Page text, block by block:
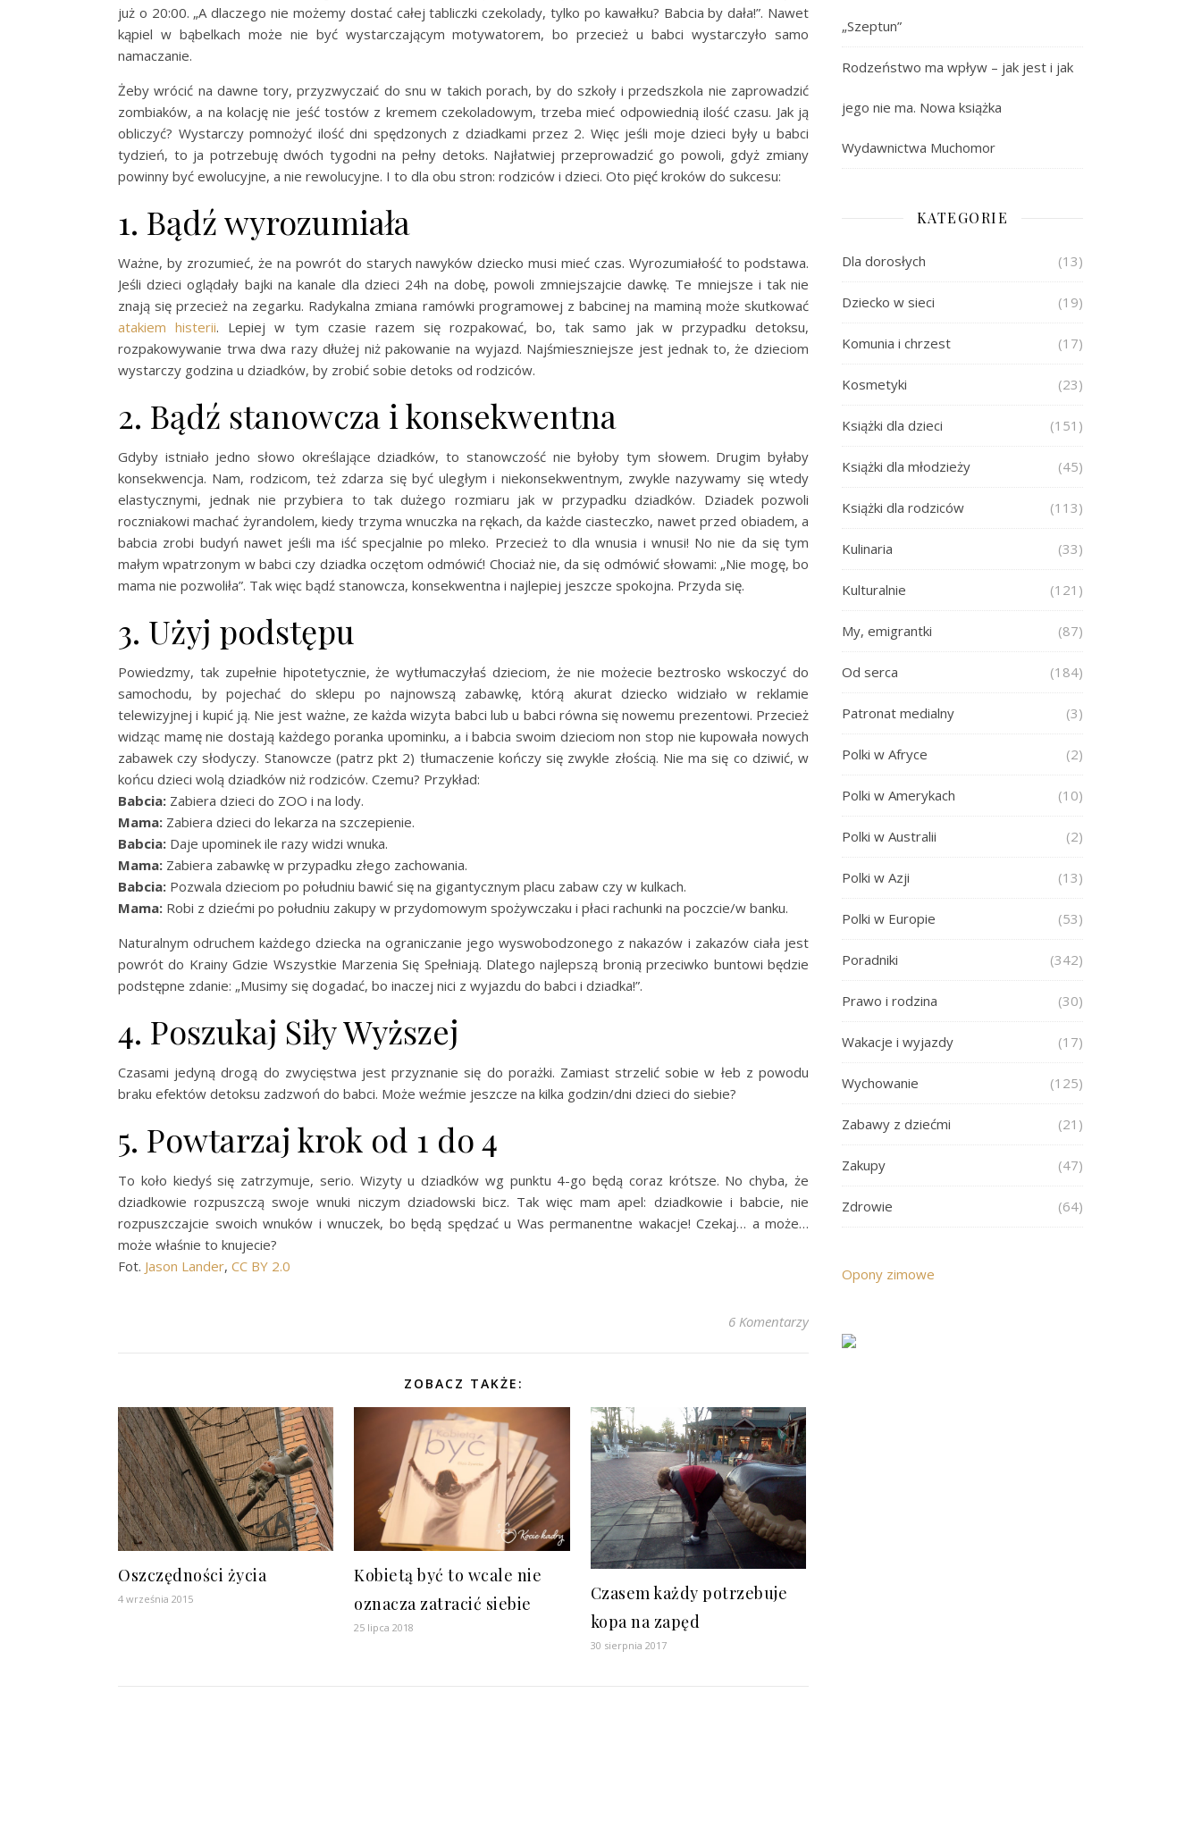
już o 20:00. „A dlaczego nie możemy dostać całej tabliczki czekolady, tylko po kawałku? Babcia by dała!”. Nawet
kąpiel w bąbelkach może nie być wystarczającym motywatorem, bo przecież u babci wystarczyło samo
namaczanie.
Żeby wrócić na dawne tory, przyzwyczaić do snu w takich porach, by do szkoły i przedszkola nie zaprowadzić
zombiaków, a na kolację nie jeść tostów z kremem czekoladowym, trzeba mieć odpowiednią ilość czasu. Jak ją
obliczyć? Wystarczy pomnożyć ilość dni spędzonych z dziadkami przez 2. Więc jeśli moje dzieci były u babci
tydzień, to ja potrzebuję dwóch tygodni na pełny detoks. Najłatwiej przeprowadzić go powoli, gdyż zmiany
powinny być ewolucyjne, a nie rewolucyjne. I to dla obu stron: rodziców i dzieci. Oto pięć kroków do sukcesu:
1. Bądź wyrozumiała
Ważne, by zrozumieć, że na powrót do starych nawyków dziecko musi mieć czas. Wyrozumiałość to podstawa.
Jeśli dzieci oglądały bajki na kanale dla dzieci 24h na dobę, powoli zmniejszajcie dawkę. Te mniejsze i tak nie
znają się przecież na zegarku. Radykalna zmiana ramówki programowej z babcinej na maminą może skutkować
atakiem histerii. Lepiej w tym czasie razem się rozpakować, bo, tak samo jak w przypadku detoksu,
rozpakowywanie trwa dwa razy dłużej niż pakowanie na wyjazd. Najśmieszniejsze jest jednak to, że dzieciom
wystarczy godzina u dziadków, by zrobić sobie detoks od rodziców.
2. Bądź stanowcza i konsekwentna
Gdyby istniało jedno słowo określające dziadków, to stanowczość nie byłoby tym słowem. Drugim byłaby
konsekwencja. Nam, rodzicom, też zdarza się być uległym i niekonsekwentnym, zwykle nazywamy się wtedy
elastycznymi, jednak nie przybiera to tak dużego rozmiaru jak w przypadku dziadków. Dziadek pozwoli
roczniakowi machać żyrandolem, kiedy trzyma wnuczka na rękach, da każde ciasteczko, nawet przed obiadem, a
babcia zrobi budyń nawet jeśli ma iść specjalnie po mleko. Przecież to dla wnusia i wnusi! No nie da się tym
małym wpatrzonym w babci czy dziadka oczętom odmówić! Chociaż nie, da się odmówić słowami: „Nie mogę, bo
mama nie pozwoliła”. Tak więc bądź stanowcza, konsekwentna i najlepiej jeszcze spokojna. Przyda się.
3. Użyj podstępu
Powiedzmy, tak zupełnie hipotetycznie, że wytłumaczyłaś dzieciom, że nie możecie beztrosko wskoczyć do
samochodu, by pojechać do sklepu po najnowszą zabawkę, którą akurat dziecko widziało w reklamie
telewizyjnej i kupić ją. Nie jest ważne, ze każda wizyta babci lub u babci równa się nowemu prezentowi. Przecież
widząc mamę nie dostają każdego poranka upominku, a i babcia swoim dzieciom non stop nie kupowała nowych
zabawek czy słodyczy. Stanowcze (patrz pkt 2) tłumaczenie kończy się zwykle złością. Nie ma się co dziwić, w
końcu dzieci wolą dziadków niż rodziców. Czemu? Przykład:
Babcia: Zabiera dzieci do ZOO i na lody.
Mama: Zabiera dzieci do lekarza na szczepienie.
Babcia: Daje upominek ile razy widzi wnuka.
Mama: Zabiera zabawkę w przypadku złego zachowania.
Babcia: Pozwala dzieciom po południu bawić się na gigantycznym placu zabaw czy w kulkach.
Mama: Robi z dziećmi po południu zakupy w przydomowym spożywczaku i płaci rachunki na poczcie/w banku.
Naturalnym odruchem każdego dziecka na ograniczanie jego wyswobodzonego z nakazów i zakazów ciała jest
powrót do Krainy Gdzie Wszystkie Marzenia Się Spełniają. Dlatego najlepszą bronią przeciwko buntowi będzie
podstępne zdanie: „Musimy się dogadać, bo inaczej nici z wyjazdu do babci i dziadka!”.
4. Poszukaj Siły Wyższej
Czasami jedyną drogą do zwycięstwa jest przyznanie się do porażki. Zamiast strzelić sobie w łeb z powodu
braku efektów detoksu zadzwoń do babci. Może weźmie jeszcze na kilka godzin/dni dzieci do siebie?
5. Powtarzaj krok od 1 do 4
To koło kiedyś się zatrzymuje, serio. Wizyty u dziadków wg punktu 4-go będą coraz krótsze. No chyba, że
dziadkowie rozpuszczą swoje wnuki niczym dziadowski bicz. Tak więc mam apel: dziadkowie i babcie, nie
rozpuszczajcie swoich wnuków i wnuczek, bo będą spędzać u Was permanentne wakacje! Czekaj… a może…
może właśnie to knujecie?
Fot. Jason Lander, CC BY 2.0
6 Komentarzy
ZOBACZ TAKŻE:
Oszczędności życia
4 września 2015
Kobietą być to wcale nie
oznacza zatracić siebie
25 lipca 2018
Czasem każdy potrzebuje
kopa na zapęd
30 sierpnia 2017
„Szeptun”
Rodzeństwo ma wpływ – jak jest i jak
jego nie ma. Nowa książka
Wydawnictwa Muchomor
KATEGORIE
Dla dorosłych (13)
Dziecko w sieci (19)
Komunia i chrzest (17)
Kosmetyki (23)
Książki dla dzieci (151)
Książki dla młodzieży (45)
Książki dla rodziców (113)
Kulinaria (33)
Kulturalnie (121)
My, emigrantki (87)
Od serca (184)
Patronat medialny (3)
Polki w Afryce (2)
Polki w Amerykach (10)
Polki w Australii (2)
Polki w Azji (13)
Polki w Europie (53)
Poradniki (342)
Prawo i rodzina (30)
Wakacje i wyjazdy (17)
Wychowanie (125)
Zabawy z dziećmi (21)
Zakupy (47)
Zdrowie (64)
Opony zimowe